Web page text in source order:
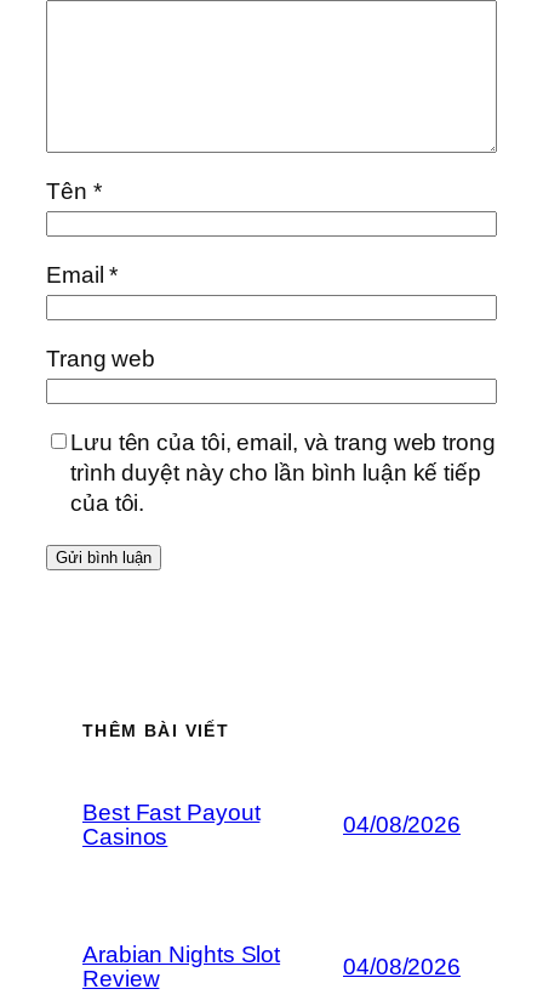
Tên *
Email*
Trang web
Lưu tên của tôi, email, và trang web trong
trình duyệt này cho lần bình luận kế tiếp
của tôi.
THÊM BÀI VIẾT
Best Fast Payout
Casinos
04/08/2026
Arabian Nights Slot
Review
04/08/2026